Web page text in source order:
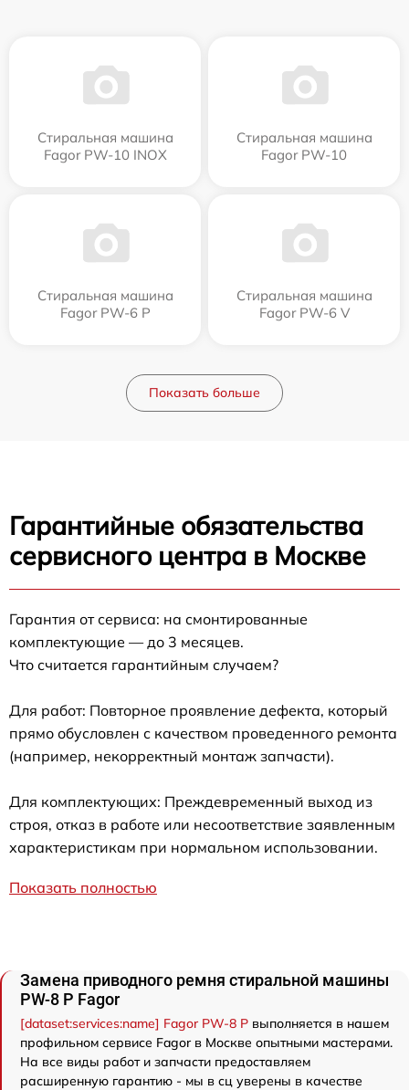
Стиральная машина
Fagor PW-10 INOX
Стиральная машина
Fagor PW-10
Стиральная машина
Fagor PW-6 P
Стиральная машина
Fagor PW-6 V
Показать больше
Гарантийные обязательства
сервисного центра в Москве
Гарантия от сервиса: на смонтированные
комплектующие — до 3 месяцев.
Что считается гарантийным случаем?
Для работ: Повторное проявление дефекта, который
прямо обусловлен с качеством проведенного ремонта
(например, некорректный монтаж запчасти).
Для комплектующих: Преждевременный выход из
строя, отказ в работе или несоответствие заявленным
характеристикам при нормальном использовании.
Показать полностью
Замена приводного ремня стиральной машины
PW-8 P Fagor
[dataset:services:name] Fagor PW-8 P выполняется в нашем
профильном сервисе Fagor в Москве опытными мастерами.
На все виды работ и запчасти предоставляем
расширенную гарантию - мы в сц уверены в качестве